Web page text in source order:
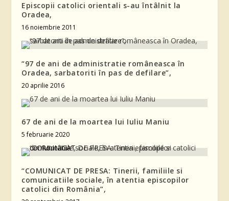
Episcopii catolici orientali s-au întâlnit la
Oradea,
16 noiembrie 2011
“97 de ani de administratie româneasca în
Oradea, sarbatoriti în pas de defilare”,
20 aprilie 2016
67 de ani de la moartea lui Iuliu Maniu
5 februarie 2020
“COMUNICAT DE PRESA: Tinerii, familiile si
comunicatiile sociale, în atentia episcopilor
catolici din România”,